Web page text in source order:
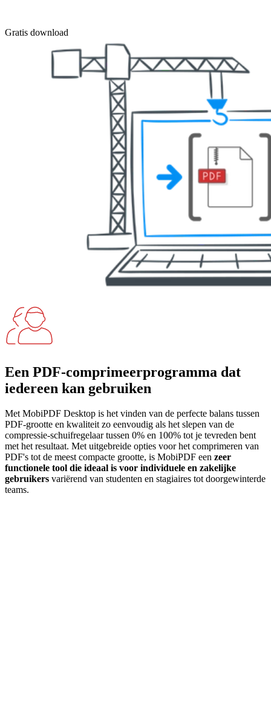
Gratis download
Een PDF-comprimeerprogramma dat
iedereen kan gebruiken
Met MobiPDF Desktop is het vinden van de perfecte balans tussen
PDF-grootte en kwaliteit zo eenvoudig als het slepen van de
compressie-schuifregelaar tussen 0% en 100% tot je tevreden bent
met het resultaat. Met uitgebreide opties voor het comprimeren van
PDF's tot de meest compacte grootte, is MobiPDF een zeer
functionele tool die ideaal is voor individuele en zakelijke
gebruikers variërend van studenten en stagiaires tot doorgewinterde
teams.